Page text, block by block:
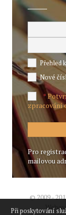
Přehled
Nové
*
zpracování
Pro
mailovou
© 2009 -
Při poskytování